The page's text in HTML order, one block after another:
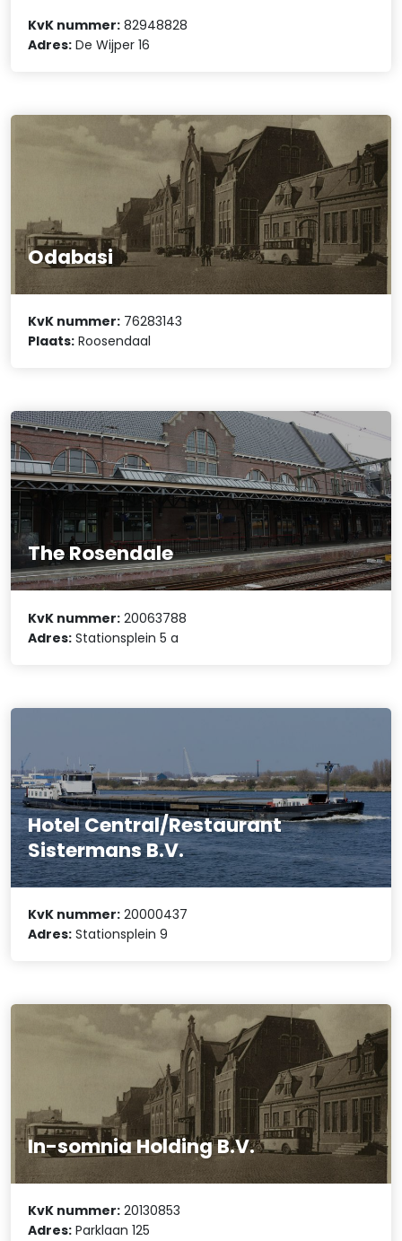
KvK nummer: 82948828
Adres: De Wijper 16
Odabasi
KvK nummer: 76283143
Plaats: Roosendaal
The Rosendale
KvK nummer: 20063788
Adres: Stationsplein 5 a
Hotel Central/Restaurant
Sistermans B.V.
KvK nummer: 20000437
Adres: Stationsplein 9
In-somnia Holding B.V.
KvK nummer: 20130853
Adres: Parklaan 125